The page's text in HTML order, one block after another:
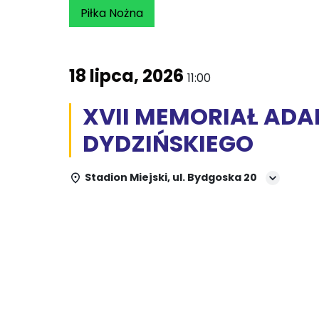
Piłka Nożna
18 lipca, 2026 11:00
XVII MEMORIAŁ
DYDZIŃSKIEGO
Stadion Miejski, ul. Bydgoska 20